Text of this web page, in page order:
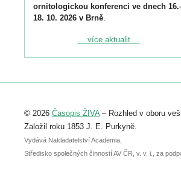
ornitologickou konferenci ve dnech
18. 10. 2026 v Brně.
Podrobnější informace ke konferenci
Registrovat se můžete do 6. září.
abstraktu přihlášené přednášky nebo
posteru je už 30. června.
... více aktualit ...
© 2026 Časopis ŽIVA– Rozhled v oboru
Založil roku 1853 J. E. Purkyně.
Vydává Nakladatelství Academia,
Středisko společných činností AV ČR, v. v. i., za